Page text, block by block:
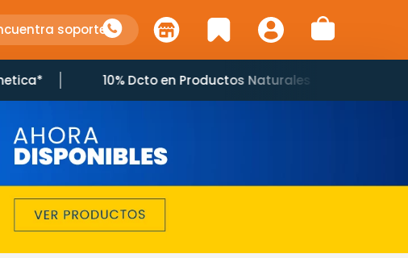
soporte
10% Dcto en Productos Naturales